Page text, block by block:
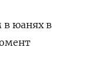
в юанях в